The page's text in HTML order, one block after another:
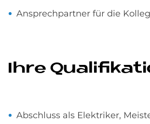
Ansprechpartner für die
Ihre
Abschluss als Elektriker,